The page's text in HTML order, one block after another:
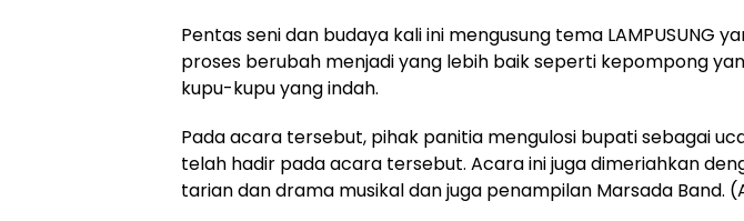
Pentas seni dan budaya kali ini mengusung tema LAMPUSUNG
proses berubah menjadi yang lebih baik seperti kepompong
kupu-kupu yang indah.
Pada acara tersebut, pihak panitia mengulosi bupati sebagai
telah hadir pada acara tersebut. Acara ini juga dimeriahkan
tarian dan drama musikal dan juga penampilan Marsada Band.